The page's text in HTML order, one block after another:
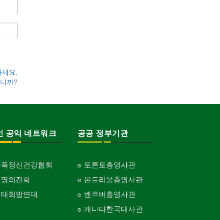
요.
까?
공익 네트워크
정신건강협회
의전화
희망연대
공공 정부기관
토론토총영사관
몬트리올총영사관
벤쿠버총영사관
캐나다한국대사관